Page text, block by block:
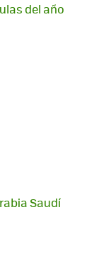
del año
Saudí